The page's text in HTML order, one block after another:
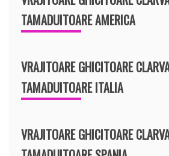
TAMADUITOARE AMERICA
VRAJITOARE GHICITOARE
TAMADUITOARE ITALIA
VRAJITOARE GHICITOARE